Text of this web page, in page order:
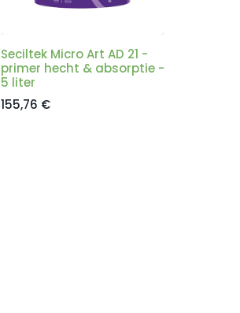
Seciltek Micro Art AD 21 -
primer hecht & absorptie -
5 liter
155,76 €